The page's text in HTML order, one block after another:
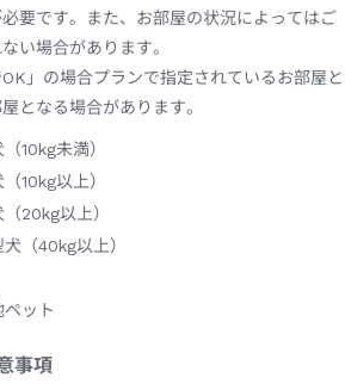
要です。また、お部屋の状況によってはご
い場合があります。
OK」の場合プランで指定されているお部屋と
となる場合があります。
10kg未満）
10kg以上）
20kg以上）
（40kg以上）
ペット
事項